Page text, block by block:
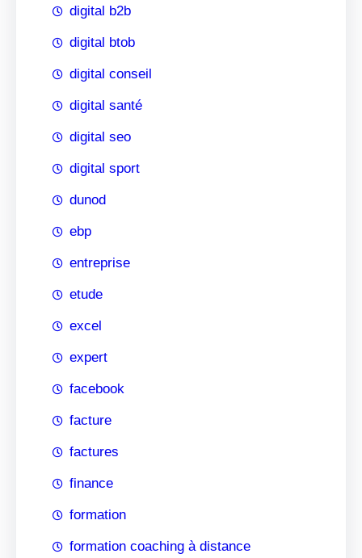
digital b2b
digital btob
digital conseil
digital santé
digital seo
digital sport
dunod
ebp
entreprise
etude
excel
expert
facebook
facture
factures
finance
formation
formation coaching à distance